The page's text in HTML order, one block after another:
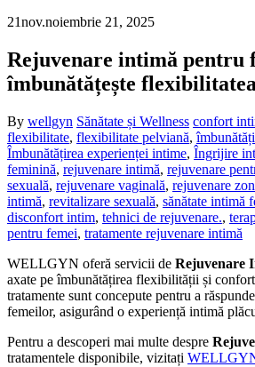
21nov.noiembrie 21, 2025
Rejuvenare intimă pentru
îmbunătățește
By wellgyn Sănătate și Wellness confort
flexibilitate, flexibilitate pelviană,
Îmbunătățirea experienței intime, Îngrijire
feminină, rejuvenare intimă, rejuvenare
sexuală, rejuvenare vaginală, rejuvenare
intimă, revitalizare sexuală, sănătate intimă
disconfort intim, tehnici de rejuvenare.,
pentru femei, tratamente rejuvenare intimă
WELLGYN oferă servicii de Rejuvenare
axate pe îmbunătățirea flexibilității și
tratamente sunt concepute pentru a
femeilor, asigurând o experiență intimă
Pentru a descoperi mai multe despre
tratamentele disponibile, vizitați